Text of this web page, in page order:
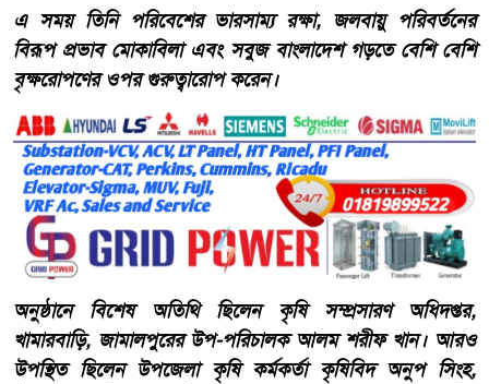
এ সময় তিনি পরিবেশের ভারসাম্য রক্ষা, জলবায়ু পরিবর্তনের
বিরূপ প্রভাব মোকাবিলা এবং সবুজ বাংলাদেশ গড়তে বেশি বেশি
বৃক্ষরোপণের ওপর গুরুত্বারোপ করেন।
অনুষ্ঠানে বিশেষ অতিথি ছিলেন কৃষি সম্প্রসারণ অধিদপ্তর,
খামারবাড়ি, জামালপুরের উপ-পরিচালক আলম শরীফ খান। আরও
উপস্থিত ছিলেন উপজেলা কৃষি কর্মকর্তা কৃষিবিদ অনুপ সিংহ,